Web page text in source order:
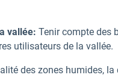
vallée: Tenir compte des
utilisateurs de la vallée.
des zones humides,